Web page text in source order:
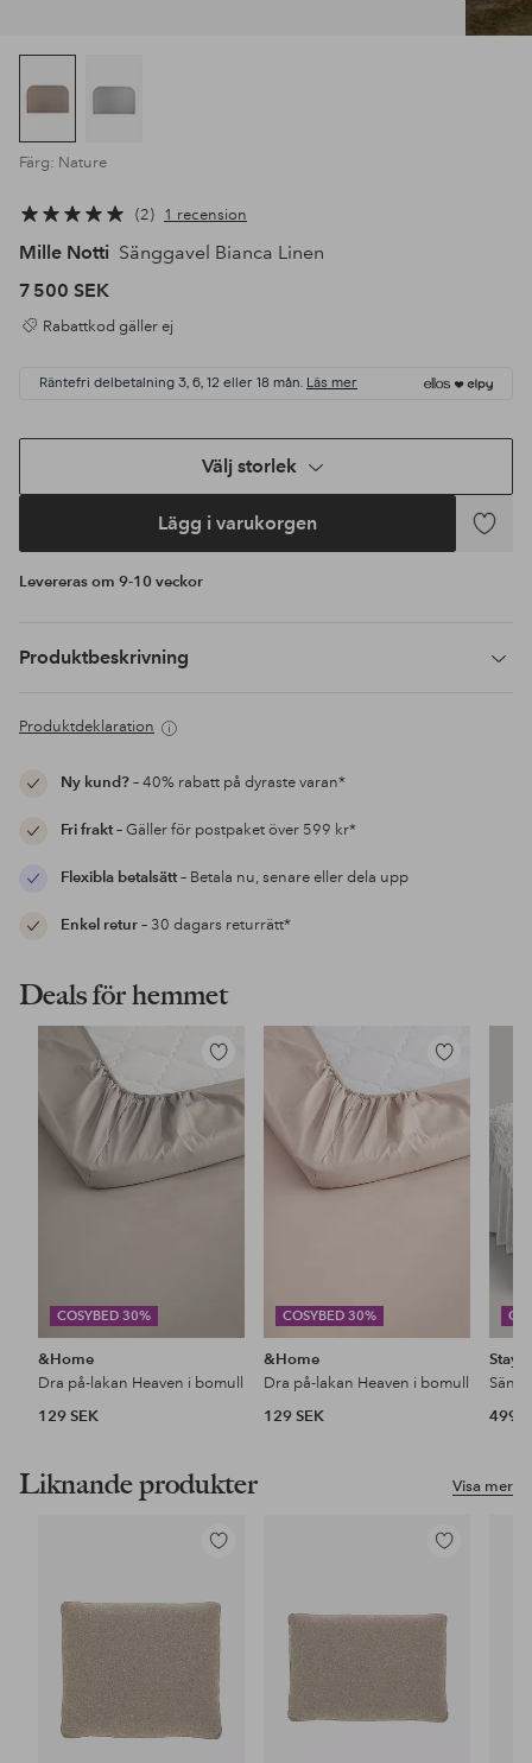
Färg: Nature
2 1 recension
Mille Notti Sänggavel Bianca Linen
7 500 SEK
Rabattkod gäller ej
Räntefri delbetalning 3, 6, 12 eller 18 mån. Läs mer
Välj storlek
Lägg i varukorgen
Lägg
Levereras om 9-10 veckor
Produktbeskrivning
Produktdeklaration
Ny kund?– 40% rabatt på dyraste varan*
Fri frakt– Gäller för postpaket över 599 kr*
Flexibla betalsätt– Betala nu, senare eller dela upp
Enkel retur– 30 dagars returrätt*
Deals för hemmet
COSYBED 30%
Lägg
till
i
favoriter
&Home
Dra på-lakan Heaven i bomull
129 SEK
COSYBED 30%
Lägg
till
i
&Home
Dra på-lakan Heaven i bomull
129 SEK
499
Visa mer
Liknande produkter
Lägg
favoriter
Lägg
favoriter